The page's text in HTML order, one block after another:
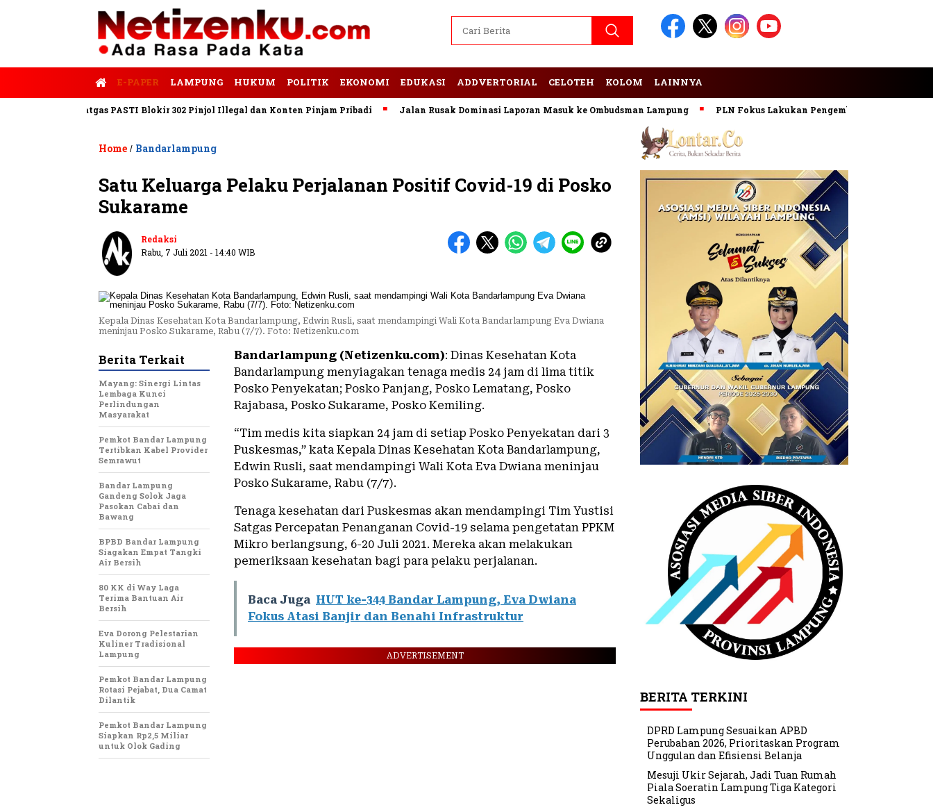
E-PAPER LAMPUNG HUKUM POLITIK EKONOMI EDUKASI ADDVERTORIAL CELOTEH KOLOM LAINNYA
Satgas PASTI Blokir 302 Pinjol Illegal dan Konten Pinjam Pribadi Jalan Rusak Dominasi Laporan Masuk ke Ombudsman Lampung PLN Fokus Lakukan Pengembangan Pembangkit EBT
Home / Bandarlampung
Satu Keluarga Pelaku Perjalanan Positif Covid-19 di Posko
Sukarame
Redaksi
Rabu, 7 Juli 2021 - 14:40 WIB
Kepala Dinas Kesehatan Kota Bandarlampung, Edwin Rusli, saat mendampingi Wali Kota Bandarlampung Eva Dwiana
meninjau Posko Sukarame, Rabu (7/7). Foto: Netizenku.com
Bandarlampung (Netizenku.com): Dinas Kesehatan Kota
Bandarlampung menyiagakan tenaga medis 24 jam di lima titik
Posko Penyekatan; Posko Panjang, Posko Lematang, Posko
Rajabasa, Posko Sukarame, Posko Kemiling.
“Tim medis kita siapkan 24 jam di setiap Posko Penyekatan dari 3
Puskesmas,” kata Kepala Dinas Kesehatan Kota Bandarlampung,
Edwin Rusli, saat mendampingi Wali Kota Eva Dwiana meninjau
Posko Sukarame, Rabu (7/7).
Tenaga kesehatan dari Puskesmas akan mendampingi Tim Yustisi
Satgas Percepatan Penanganan Covid-19 selama pengetatan PPKM
Mikro berlangsung, 6-20 Juli 2021. Mereka akan melakukan
pemeriksaan kesehatan bagi para pelaku perjalanan.
Baca Juga HUT ke-344 Bandar Lampung, Eva Dwiana
Fokus Atasi Banjir dan Benahi Infrastruktur
ADVERTISEMENT
Berita Terkait
Mayang: Sinergi Lintas
Lembaga Kunci
Perlindungan
Masyarakat
Pemkot Bandar Lampung
Tertibkan Kabel Provider
Semrawut
Bandar Lampung
Gandeng Solok Jaga
Pasokan Cabai dan
Bawang
BPBD Bandar Lampung
Siagakan Empat Tangki
Air Bersih
80 KK di Way Laga
Terima Bantuan Air
Bersih
Eva Dorong Pelestarian
Kuliner Tradisional
Lampung
Pemkot Bandar Lampung
Rotasi Pejabat, Dua Camat
Dilantik
Pemkot Bandar Lampung
Siapkan Rp2,5 Miliar
untuk Olok Gading
BERITA TERKINI
DPRD Lampung Sesuaikan APBD
Perubahan 2026, Prioritaskan Program
Unggulan dan Efisiensi Belanja
Mesuji Ukir Sejarah, Jadi Tuan Rumah
Piala Soeratin Lampung Tiga Kategori
Sekaligus